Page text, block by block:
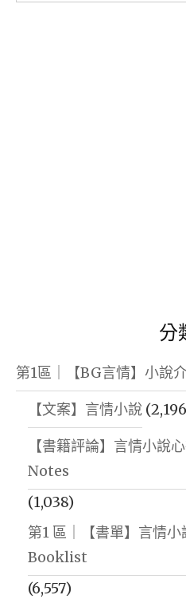
尋
分
第1區｜【BG言情】小說
【文案】言情小說
【書籍評論】言情小說
Notes
(1,038)
第1 區｜【書單】言情
Booklist
(6,557)